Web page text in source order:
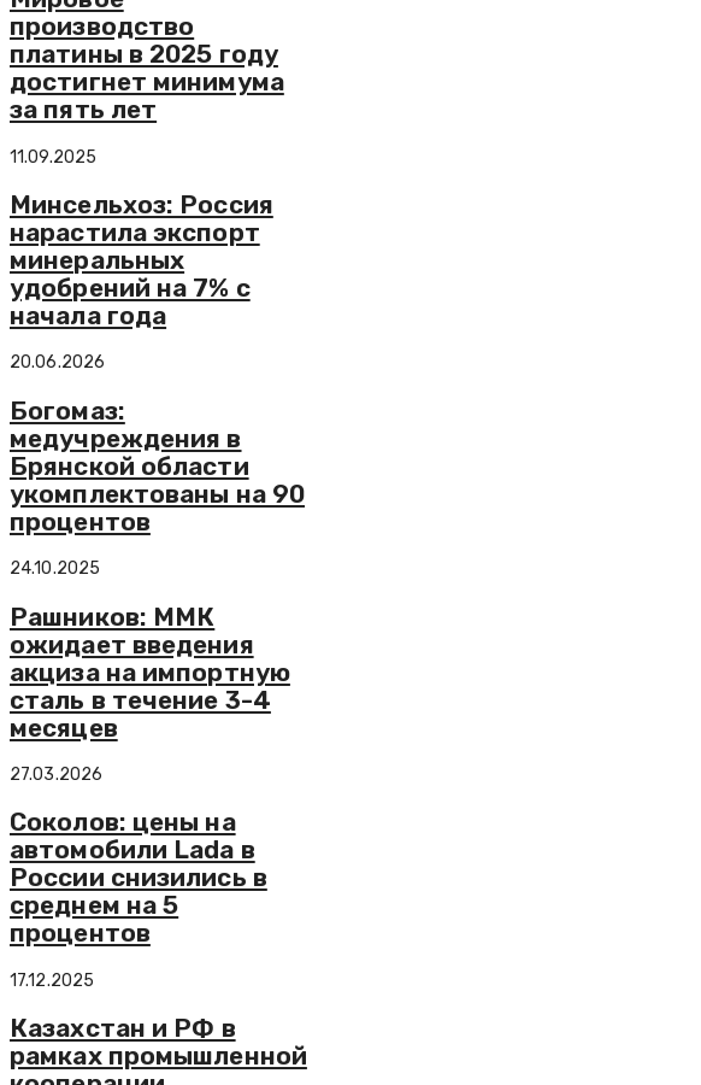
производство
платины в 2025 году
достигнет минимума
за пять лет
11.09.2025
Минсельхоз: Россия
нарастила экспорт
минеральных
удобрений на 7% с
начала года
20.06.2026
Богомаз:
медучреждения в
Брянской области
укомплектованы на 90
процентов
24.10.2025
Рашников: ММК
ожидает введения
акциза на импортную
сталь в течение 3-4
месяцев
27.03.2026
Соколов: цены на
автомобили Lada в
России снизились в
среднем на 5
процентов
17.12.2025
Казахстан и РФ в
рамках промышленной